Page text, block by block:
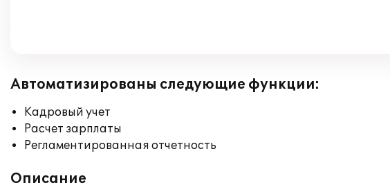
Автоматизированы следующие функции:
Кадровый учет
Расчет зарплаты
Регламентированная отчетность
Описание